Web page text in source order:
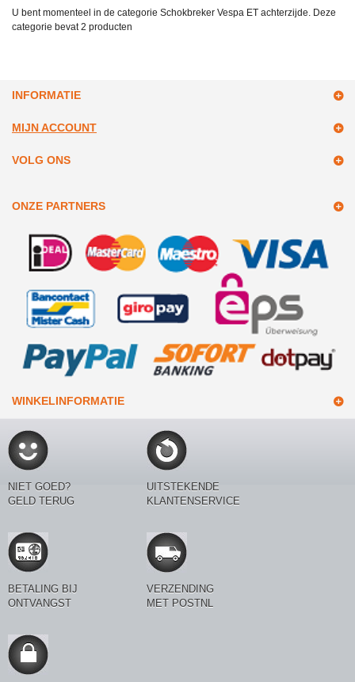
U bent momenteel in de categorie Schokbreker Vespa ET achterzijde. Deze
categorie bevat2 producten
INFORMATIE
MIJN ACCOUNT
VOLG ONS
ONZE PARTNERS
WINKELINFORMATIE
NIET GOED?
GELD TERUG
UITSTEKENDE
KLANTENSERVICE
BETALING BIJ
ONTVANGST
VERZENDING
MET POSTNL